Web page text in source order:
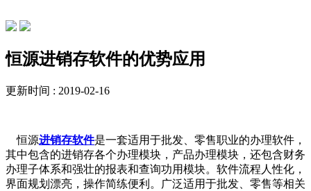
恒源进销存软件的优势应用
更新时间 : 2019-02-16
恒源进销存软件是一套适用于批发、零售职业的办理软件，
其中包含的进销存各个办理模块，产品办理模块，还包含财务
办理子体系和强壮的报表和查询功用模块。软件流程人性化，
界面规划漂亮，操作简练便利。广泛适用于批发、零售等相关